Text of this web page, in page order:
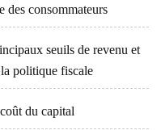
des consommateurs
seuils de revenu et
politique fiscale
du capital